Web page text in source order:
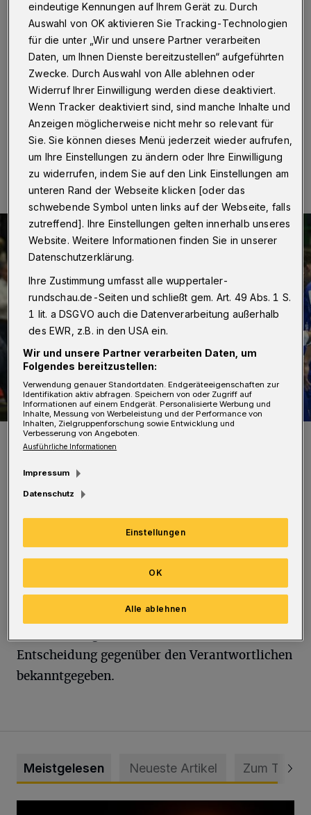
Wuppertal·Der Handball-Bundesligist Bergischer HC
muss ab Sommer 2024 auf Nationalspieler Tim
Nothdurft verzichten. Der 26-Jährige wechselt zu den
Rhein-Neckar Löwen und Ex-BHC-Coach Sebastian
Hinze.
06.12.2023 , 13:22 Uhr Eine Minute Lesezeit
Die Wege von Tim Nothdurft (Nr. 8) und Linus Arnesson (Nr. 24)
trennen sich zum Saisonende.
Der Linksaußen zog eine Ausstiegsklausel in
seinem Vertrag. Nothdurft, der 2022 von HBW
Balingen-Weilstetten gekommen war und
bislang 35 Pflichtspiele für die Bergischen in
Entscheidung gegenüber den Verantwortlichen
bekanntgegeben.
Meistgelesen Neueste Artikel Zum Thema
eindeutige Kennungen auf Ihrem Gerät zu. Durch
Auswahl von OK aktivieren Sie Tracking-Technologien
für die unter „Wir und unsere Partner verarbeiten
Daten, um Ihnen Dienste bereitzustellen“ aufgeführten
Zwecke. Durch Auswahl von Alle ablehnen oder
Widerruf Ihrer Einwilligung werden diese deaktiviert.
Wenn Tracker deaktiviert sind, sind manche Inhalte und
Anzeigen möglicherweise nicht mehr so relevant für
Sie. Sie können dieses Menü jederzeit wieder aufrufen,
um Ihre Einstellungen zu ändern oder Ihre Einwilligung
zu widerrufen, indem Sie auf den Link Einstellungen am
unteren Rand der Webseite klicken [oder das
schwebende Symbol unten links auf der Webseite, falls
zutreffend]. Ihre Einstellungen gelten innerhalb unseres
Website. Weitere Informationen finden Sie in unserer
Datenschutzerklärung.
Ihre Zustimmung umfasst alle wuppertaler-
rundschau.de-Seiten und schließt gem. Art. 49 Abs. 1 S.
1 lit. a DSGVO auch die Datenverarbeitung außerhalb
des EWR, z.B. in den USA ein.
Wir und unsere Partner verarbeiten Daten, um
Folgendes bereitzustellen:
Verwendung genauer Standortdaten. Endgeräteeigenschaften zur
Identifikation aktiv abfragen. Speichern von oder Zugriff auf
Informationen auf einem Endgerät. Personalisierte Werbung und
Inhalte, Messung von Werbeleistung und der Performance von
Inhalten, Zielgruppenforschung sowie Entwicklung und
Verbesserung von Angeboten.
Ausführliche Informationen
Impressum
Datenschutz
Einstellungen
Alle ablehnen
OK